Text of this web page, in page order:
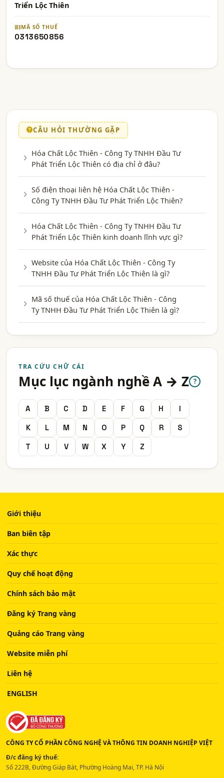
Triển Lộc Thiên
MÃ SỐ THUẾ
0313650856
CÂU HỎI THƯỜNG GẶP
Hóa Chất Lộc Thiên - Công Ty TNHH Đầu Tư
Phát Triển Lộc Thiên có địa chỉ ở đâu?
Số điện thoại liên hệ Hóa Chất Lộc Thiên -
Công Ty TNHH Đầu Tư Phát Triển Lộc Thiên?
Hóa Chất Lộc Thiên - Công Ty TNHH Đầu Tư
Phát Triển Lộc Thiên kinh doanh lĩnh vực gì?
Website của Hóa Chất Lộc Thiên - Công Ty
TNHH Đầu Tư Phát Triển Lộc Thiên là gì?
Mã số thuế của Hóa Chất Lộc Thiên - Công
Ty TNHH Đầu Tư Phát Triển Lộc Thiên là gì?
TRA CỨU CHỮ CÁI
Mục lục ngành nghề A → Z ?
A B C D E F G H
I
K
L M N O P Q R
S
T
U V W X Y Z
Giới thiệu
Ban biên tập
Xác thực
Quy chế hoạt động
Chính sách bảo mật
Đăng ký Trang vàng
Quảng cáo Trang vàng
Website miễn phí
Liên hệ
ENGLISH
CÔNG TY CỔ PHẦN CÔNG NGHỆ VÀ THÔNG TIN DOANH NGHIỆP VIỆT
Đ/c đăng ký thuế:
Số 222B, Đường Giáp Bát, Phường Hoàng Mai, TP. Hà Nội